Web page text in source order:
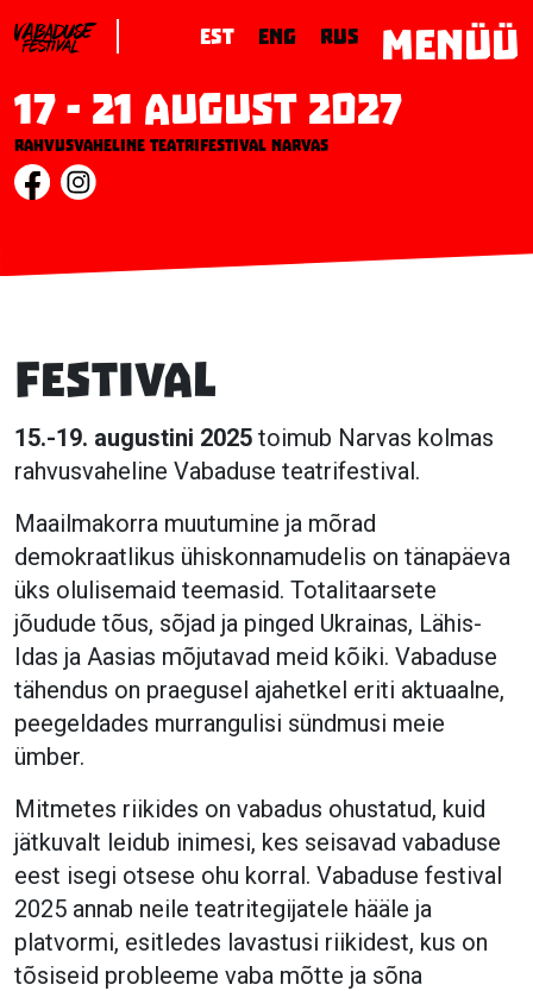
17 - 21 August 2027
Rahvusvaheline teatrifestival Narvas
EST ENG RUS MENÜÜ
Festival
15.-19. augustini 2025 toimub Narvas kolmas
rahvusvaheline Vabaduse teatrifestival.
Maailmakorra muutumine ja mõrad
demokraatlikus ühiskonnamudelis on tänapäeva
üks olulisemaid teemasid. Totalitaarsete
jõudude tõus, sõjad ja pinged Ukrainas, Lähis-
Idas ja Aasias mõjutavad meid kõiki. Vabaduse
tähendus on praegusel ajahetkel eriti aktuaalne,
peegeldades murrangulisi sündmusi meie
ümber.
Mitmetes riikides on vabadus ohustatud, kuid
jätkuvalt leidub inimesi, kes seisavad vabaduse
eest isegi otsese ohu korral. Vabaduse festival
2025 annab neile teatritegijatele hääle ja
platvormi, esitledes lavastusi riikidest, kus on
tõsiseid probleeme vaba mõtte ja sõna